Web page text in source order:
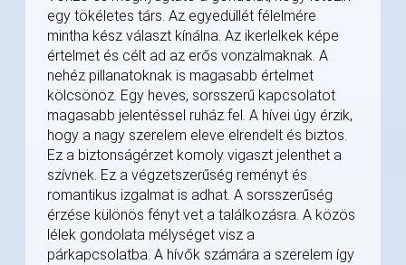
egy tökéletes társ. Az egyedüllét félelmére
mintha kész választ kínálna. Az ikerlelkek képe
értelmet és célt ad az erős vonzalmaknak. A
nehéz pillanatoknak is magasabb értelmet
kölcsönöz. Egy heves, sorsszerű kapcsolatot
magasabb jelentéssel ruház fel. A hívei úgy érzik,
hogy a nagy szerelem eleve elrendelt és biztos.
Ez a biztonságérzet komoly vigaszt jelenthet a
szívnek. Ez a végzetszerűség reményt és
romantikus izgalmat is adhat. A sorsszerűség
érzése különös fényt vet a találkozásra. A közös
lélek gondolata mélységet visz a
párkapcsolatba. A hívők számára a szerelem így